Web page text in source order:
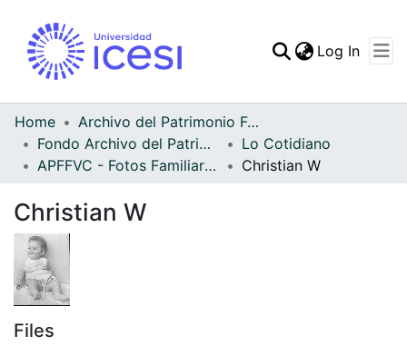
Statistics
Log In
Home
Archivo del Patrimonio Fotográfico y Fílmico del Valle del Cauca
Fondo Archivo del Patrimonio Fotográfico y Fílmico del Valle del Cauca
Lo Cotidiano
APFFVC - Fotos Familiares - Patrimonial
Christian W
Christian W
Files